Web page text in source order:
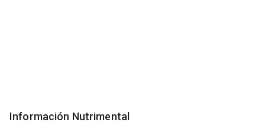
Información Nutrimental